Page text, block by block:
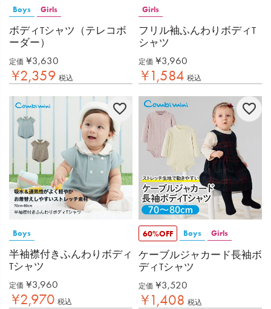
Boys Girls
ボディTシャツ（テレコボ
ーダー）
定価 ¥3,630
¥2,359 税込
Girls
フリル袖ふんわりボディT
シャツ
定価 ¥3,960
¥1,584 税込
Boys
半袖襟付きふんわりボディ
Tシャツ
定価 ¥3,960
¥2,970 税込
60%OFF Boys Girls
ケーブルジャカード長袖ボ
ディTシャツ
定価 ¥3,520
¥1,408 税込